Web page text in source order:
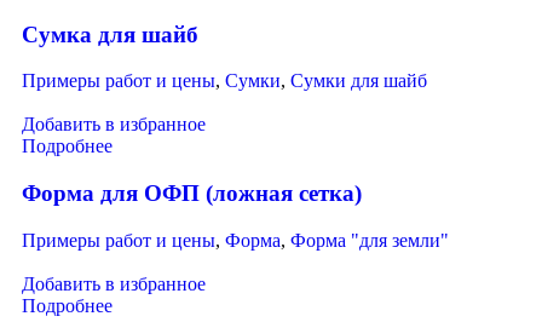
Сумка для шайб
Примеры работ и цены, Сумки, Сумки для шайб
Добавить в избранное
Подробнее
Форма для ОФП (ложная сетка)
Примеры работ и цены, Форма, Форма "для земли"
Добавить в избранное
Подробнее